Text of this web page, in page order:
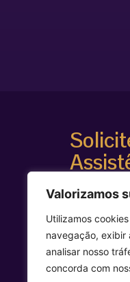
Valorizamos
Utilizamos
navegação, exibir
analisar nosso
concorda com
Suporte
Entre em